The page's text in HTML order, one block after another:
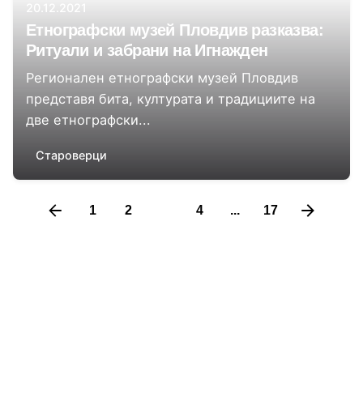
20.12.2021
Етнографски музей Пловдив разказва:
Ритуали и забрани на Игнажден
Регионален етнографски музей Пловдив
представя бита, културата и традициите на
две етнографски...
Староверци
1 2 4 ... 17